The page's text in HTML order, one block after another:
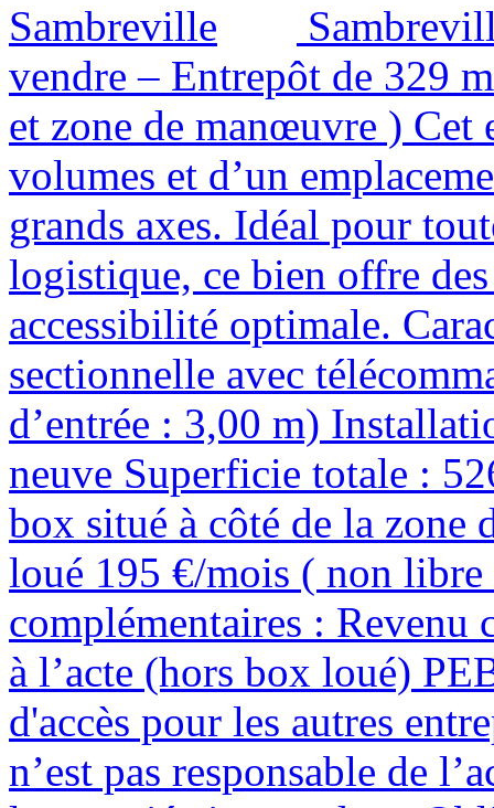
vendre – Entrepôt de 329
et zone de manœuvre ) Cet
volumes et d’un
grands axes. Idéal pour
logistique, ce bien offre
accessibilité optimale.
sectionnelle avec
d’entrée : 3,00 m)
neuve Superficie totale :
box situé à côté de la zone
loué 195 €/mois ( non
complémentaires : Revenu
à l’acte (hors box loué)
d'accès pour les autres
n’est pas responsable de